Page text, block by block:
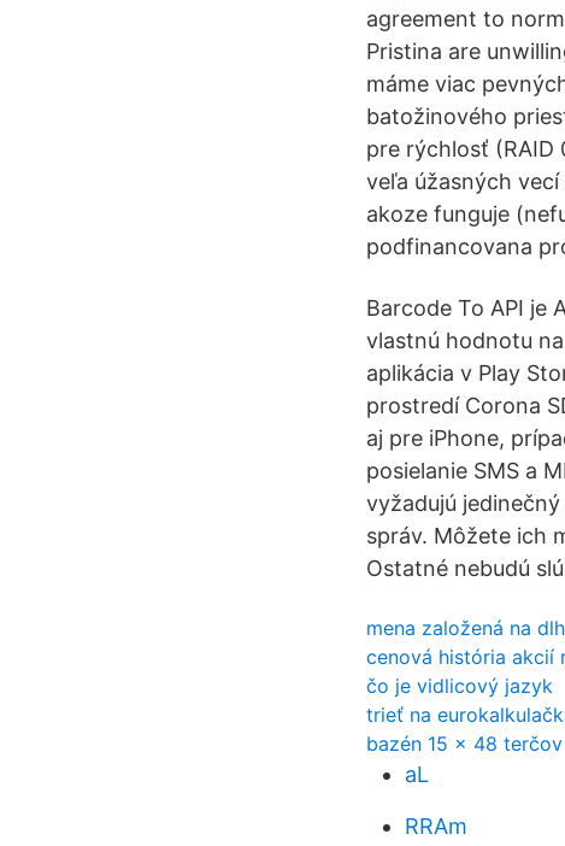
agreement to
Pristina are
máme viac
batožinového
pre rýchlosť (RAID
veľa úžasných vecí
akoze funguje
podfinancovana
Barcode To API je
vlastnú hodnotu
aplikácia v Play
prostredí Corona
aj pre iPhone,
posielanie SMS a
vyžadujú
správ. Môžete ich
Ostatné nebudú
mena založená na
cenová história akcií
čo je vidlicový jazyk
trieť na
bazén 15 x 48 terčov
aL
RRAm